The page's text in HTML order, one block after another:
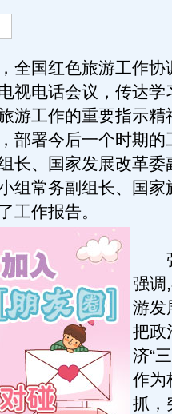
国红色旅游工作协
视电话会议，传达学
游工作的重要指示精
部署今后一个时期的
长、国家发展改革委
组常务副组长、国家
工作报告。
张
强调
游发
把政
济“
作为
抓，